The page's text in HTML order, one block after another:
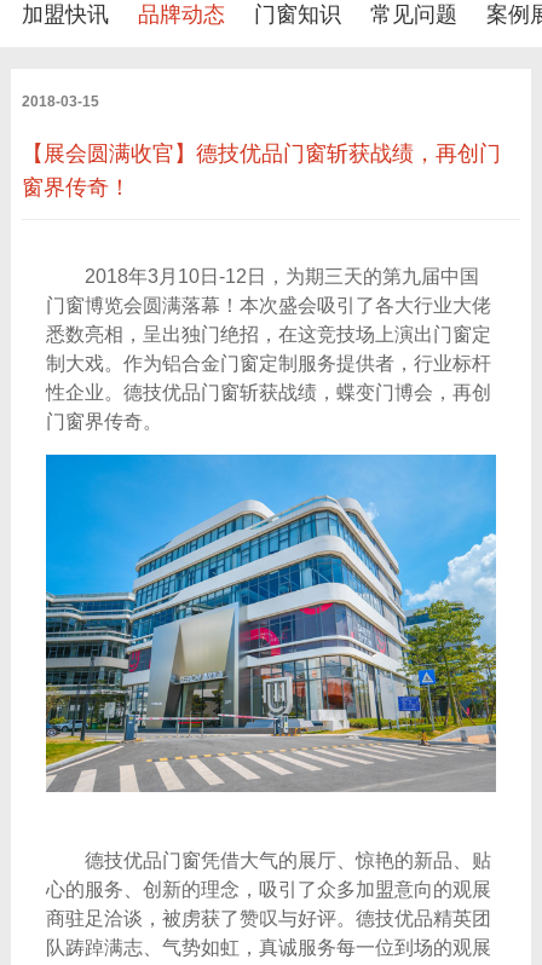
加盟快讯 品牌动态 门窗知识 常见问题 案例
2018-03-15
【展会圆满收官】德技优品门窗斩获战绩，再创门
窗界传奇！
2018年3月10日-12日，为期三天的第九届中国
门窗博览会圆满落幕！本次盛会吸引了各大行业大佬
悉数亮相，呈出独门绝招，在这竞技场上演出门窗定
制大戏。作为铝合金门窗定制服务提供者，行业标杆
性企业。德技优品门窗斩获战绩，蝶变门博会，再创
门窗界传奇。
德技优品门窗凭借大气的展厅、惊艳的新品、贴
心的服务、创新的理念，吸引了众多加盟意向的观展
商驻足洽谈，被虏获了赞叹与好评。德技优品精英团
队踌踔满志、气势如虹，真诚服务每一位到场的观展